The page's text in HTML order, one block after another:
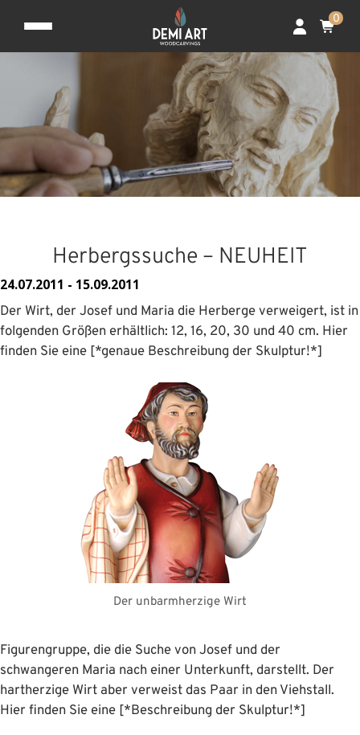
0
Herbergssuche – NEUHEIT
24.07.2011 - 15.09.2011
Der Wirt, der Josef und Maria die Herberge verweigert, ist in
folgenden Größen erhältlich: 12, 16, 20, 30 und 40 cm. Hier
finden Sie eine [*genaue Beschreibung der Skulptur!*]
Der unbarmherzige Wirt
Figurengruppe, die die Suche von Josef und der
schwangeren Maria nach einer Unterkunft, darstellt. Der
hartherzige Wirt aber verweist das Paar in den Viehstall.
Hier finden Sie eine [*Beschreibung der Skulptur!*]